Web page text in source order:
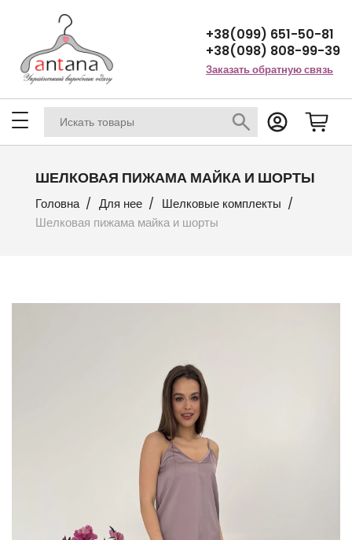
+38(099) 651-50-81
+38(098) 808-99-39
Заказать обратную связь
ШЕЛКОВАЯ ПИЖАМА МАЙКА И ШОРТЫ
Головна Для нее
Шелковые комплекты
Шелковая пижама майка и шорты